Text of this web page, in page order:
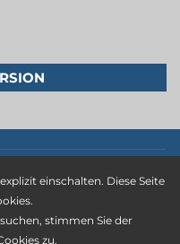
einschalten. Diese Seite
stimmen Sie der
zu.